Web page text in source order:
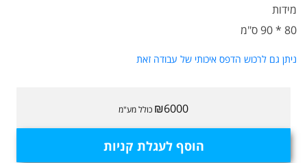
מידות
80 * 90 ס"מ
ניתן גם לרכוש הדפס איכותי של עבודה זאת
₪6000 כולל מע"מ
הוסף לעגלת קניות